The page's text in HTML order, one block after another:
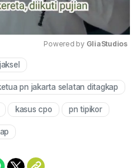
Powered by GliaStudios
pn jakarta selatan ditagkap
kasus cpo pn tipikor